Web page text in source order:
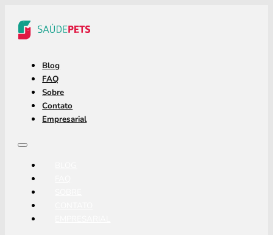
Blog
FAQ
Sobre
Contato
Empresarial